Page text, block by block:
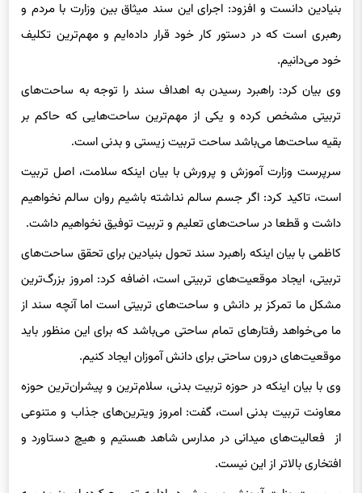
رهبری است که در دستور کار خود قرار داده‌ایم و مهم‌ترین تکلیف
خود می‌دانیم.
وی بیان کرد: راهبرد رسیدن به اهداف سند را توجه به ساحت‌های
تربیتی مشخص کرده و یکی از مهم‌ترین ساحت‌هایی که حاکم بر
بقیه ساحت‌ها می‌باشد ساحت تربیت زیستی و بدنی است.
سرپرست وزارت آموزش و پرورش با بیان اینکه سلامت، اصل تربیت
است، تاکید کرد: اگر جسم سالم نداشته باشیم روان سالم نخواهیم
داشت و قطعا در ساحت‌های تعلیم و تربیت توفیق نخواهیم داشت.
کاظمی با بیان اینکه راهبرد سند تحول بنیادین برای تحقق ساحت‌های
تربیتی، ایجاد موقعیت‌های تربیتی است، اضافه کرد: امروز بزرگ‌ترین
مشکل ما تمرکز بر دانش و ساحت‌های تربیتی است اما آنچه سند از
ما می‌خواهد رفتارهای تمام ساحتی می‌باشد که برای این منظور باید
موقعیت‌های درون ساحتی برای دانش آموزان ایجاد کنیم.
وی با بیان اینکه در حوزه تربیت بدنی، سلام‌ترینوپیشران
معاونت تربیت بدنی است، گفت: امروز ویترین‌های جذاب و متنوعی
از فعالیت‌های میدانی در مدارس شاهد هستیم و هیچ دستاورد و
افتخاری بالاتر از این نیست.
سرپرست وزارت آموزش و پرورش در ادامه تصریح کرد: امروز مدرسه